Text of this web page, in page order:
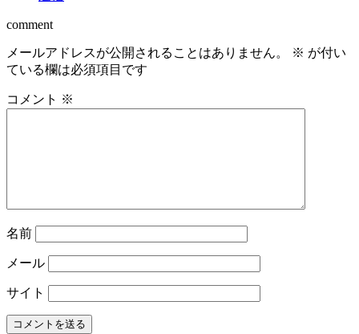
comment
メールアドレスが公開されることはありません。 ※ が付い
ている欄は必須項目です
コメント ※
名前
メール
サイト